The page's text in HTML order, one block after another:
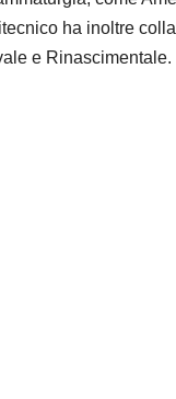
ha inoltre
e Rinascimentale.